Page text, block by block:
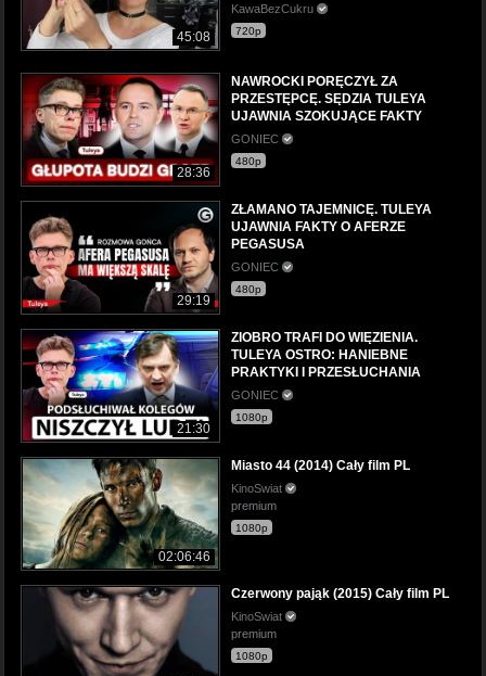
45:08
KawaBezCukru
720p
28:36
NAWROCKI PORĘCZYŁ ZA
PRZESTĘPCĘ. SĘDZIA TULEYA
UJAWNIA SZOKUJĄCE FAKTY
GONIEC
480p
29:19
ZŁAMANO TAJEMNICĘ. TULEYA
UJAWNIA FAKTY O AFERZE
PEGASUSA
GONIEC
480p
21:30
ZIOBRO TRAFI DO WIĘZIENIA.
TULEYA OSTRO: HANIEBNE
PRAKTYKI I PRZESŁUCHANIA
GONIEC
1080p
02:06:46
Miasto 44 (2014) Cały film PL
KinoSwiat
premium
1080p
Czerwony pająk (2015) Cały film PL
KinoSwiat
premium
1080p